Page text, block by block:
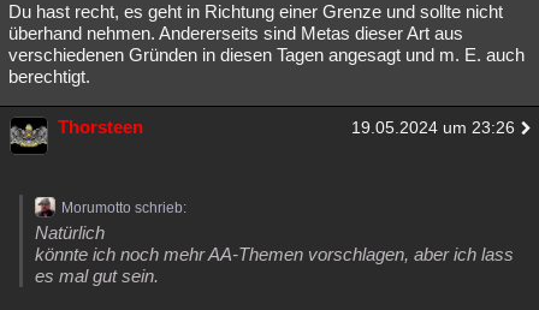
Du hast recht, es geht in Richtung einer Grenze und sollte nicht
überhand nehmen. Andererseits sind Metas dieser Art aus
verschiedenen Gründen in diesen Tagen angesagt und m. E. auch
berechtigt.
Thorsteen 19.05.2024 um 23:26
Morumotto schrieb:
Natürlich
könnte ich noch mehr AA-Themen vorschlagen, aber ich lass
es mal gut sein.